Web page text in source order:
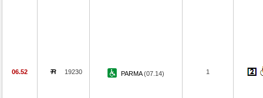
06.52 19230 PARMA(07.14) 1